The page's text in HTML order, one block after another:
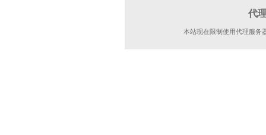
代
本站现在限制使用代理服务